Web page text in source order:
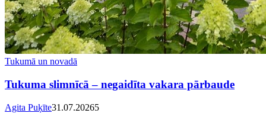
Tukumā un novadā
Tukuma slimnīcā – negaidīta vakara pārbaude
Agita Puķīte31.07.20265